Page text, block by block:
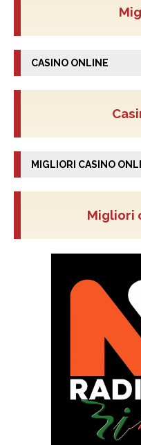
CASINO ONLINE
MIGLIORI CASINO
Migliori